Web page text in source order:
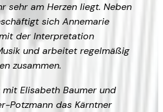
sehr am Herzen liegt. Neben
sich Annemarie
der Interpretation
und arbeitet regelmäßig
zusammen.
Elisabeth Baumer und
Potzmann das Kärntner